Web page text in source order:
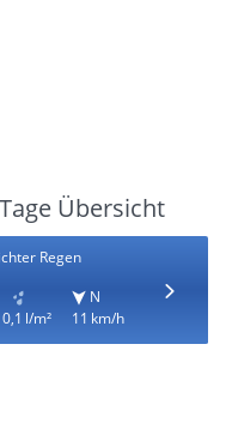
Übersicht
Regen
0,1 l/m²
N
11 km/h